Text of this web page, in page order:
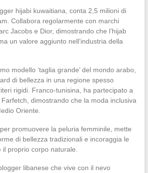
hijabi kuwaitiana, conta 2,5 milioni di
Collabora regolarmente con marchi
Jacobs e Dior, dimostrando che l’hijab
un valore aggiunto nell’industria della
modello ‘taglia grande’ del mondo arabo,
di bellezza in una regione spesso
rigidi. Franco-tunisina, ha partecipato a
dimostrando che la moda inclusiva
Oriente.
promuovere la peluria femminile, mette
di bellezza tradizionali e incoraggia le
proprio corpo naturale.
libanese che vive con il nevo